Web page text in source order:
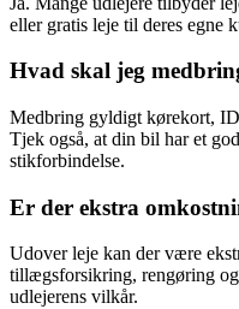
eller gratis leje til deres egne
Hvad skal jeg
Medbring gyldigt kørekort,
Tjek også, at din bil har et
stikforbindelse.
Er der ekstra
Udover leje kan der være
tillægsforsikring, rengøring
udlejerens vilkår.